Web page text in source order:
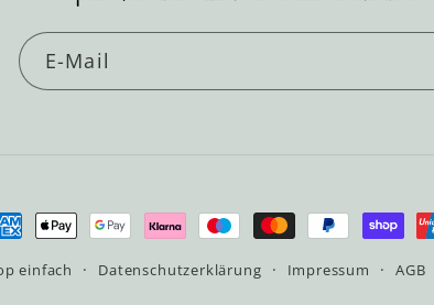
E-Mail
einfach Datenschutzerklärung Impressum AGB